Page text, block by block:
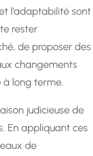
l’adaptabilité sont
rester
de proposer des
changements
à long terme.
judicieuse de
En appliquant ces
de